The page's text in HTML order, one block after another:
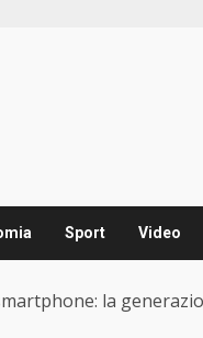
Sport Video
la